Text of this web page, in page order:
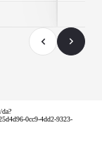
0cc9-4dd2-9323-